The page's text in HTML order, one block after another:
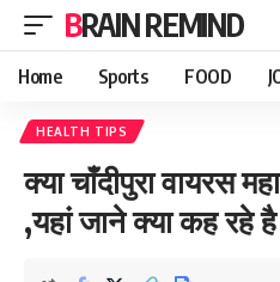
BRAIN REMIND
Home Sports FOOD
HEALTH TIPS
क्या चाँदीपुरा वायरस
,यहां जाने क्या कह रहे है